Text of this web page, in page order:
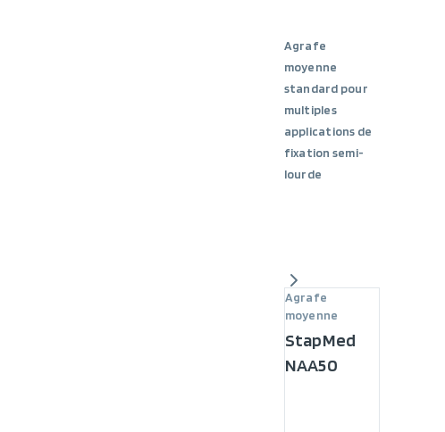
Agrafe
moyenne
standard pour
multiples
applications de
fixation semi-
lourde
Agrafe
moyenne
StapMed
NAA50